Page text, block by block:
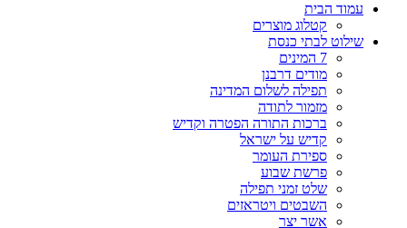
עמוד הבית
קטלוג מוצרים
שילוט לבתי כנסת
7 המינים
מודים דרבנן
תפילה לשלום המדינה
מזמור לתודה
ברכות התורה הפטרה וקדיש
קדיש על ישראל
ספירת העומר
פרשת שבוע
שלט זמני תפילה
השבטים ויטראזים
אשר יצר